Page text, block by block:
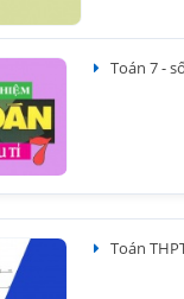
Toán 7 -
Toán